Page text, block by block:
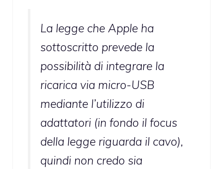
La legge che Apple ha
sottoscritto prevede la
possibilità di integrare la
ricarica via micro-USB
mediante l’utilizzo di
adattatori (in fondo il focus
della legge riguarda il cavo),
quindi non credo sia